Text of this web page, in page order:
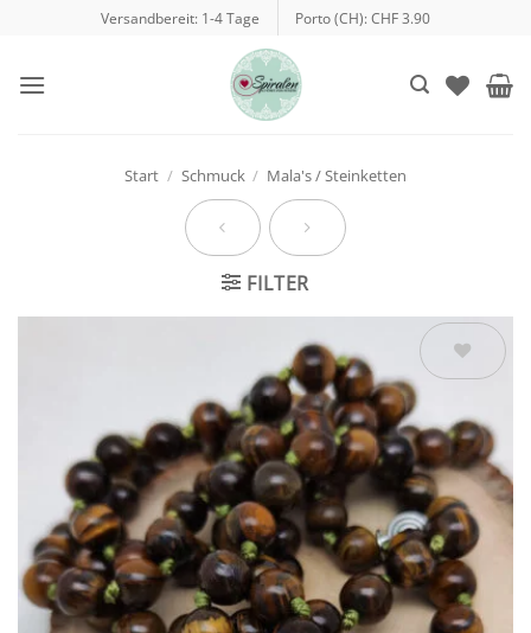
springen
Versandbereit: 1-4 Tage Porto (CH): CHF 3.90
Start / Schmuck / Mala's / Steinketten
FILTER
Wunschliste